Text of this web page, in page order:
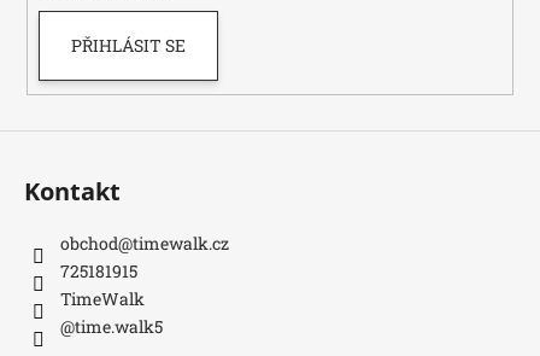
PŘIHLÁSIT SE
Kontakt
obchod@timewalk.cz
725181915
TimeWalk
@time.walk5